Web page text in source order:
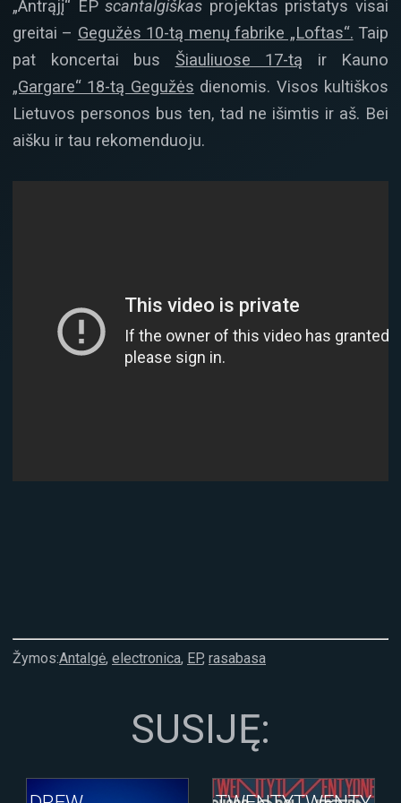
„Antrąjį“ EPscantalgiškas projektas pristatys visai
greitai – Gegužės 10-tą menų fabrike „Loftas“. Taip
pat koncertai bus Šiauliuose 17-tą ir Kauno
„Gargare“ 18-tą Gegužės dienomis. Visos kultiškos
Lietuvos personos bus ten, tad ne išimtis ir aš. Bei
aišku ir tau rekomenduoju.
Žymos:Antalgė, electronica, EP, rasabasa
SUSIJĘ: